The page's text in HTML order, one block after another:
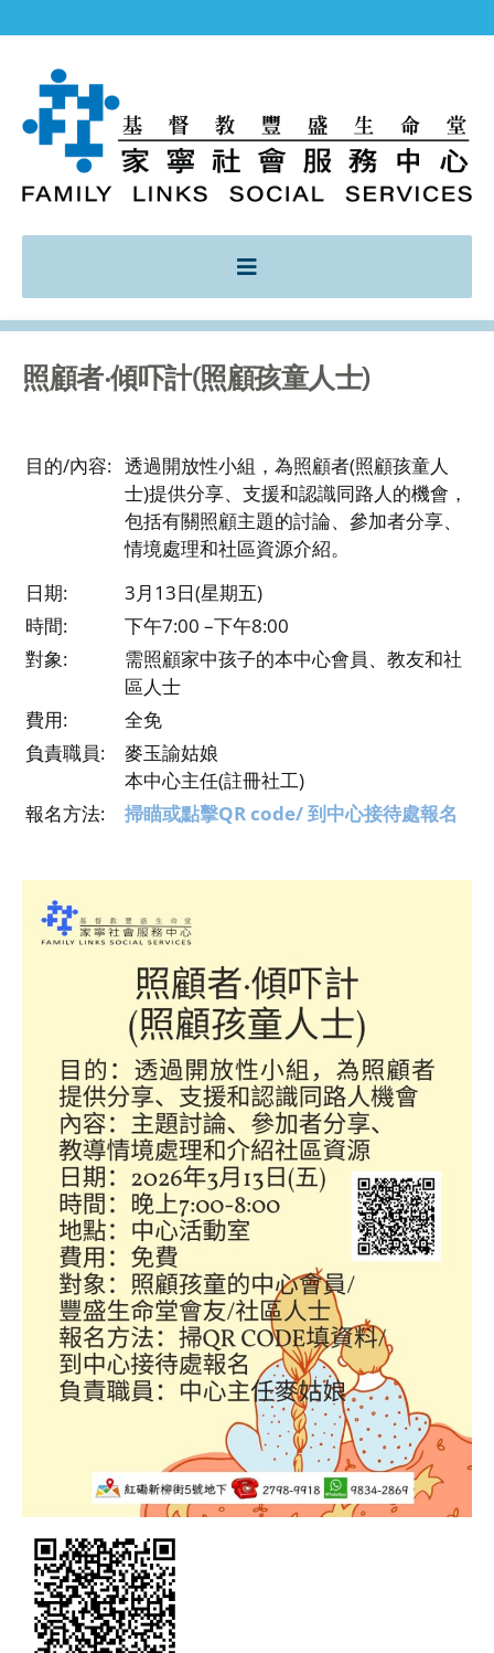
照顧者‧傾吓計(照顧孩童人士)
目的/內容: 透過開放性小組，為照顧者(照顧孩童人
士)提供分享、支援和認識同路人的機會，
包括有關照顧主題的討論、參加者分享、
情境處理和社區資源介紹。
日期:
3月13日(星期五)
時間:
下午7:00 –下午8:00
對象:
需照顧家中孩子的本中心會員、教友和社
區人士
費用:
全免
負責職員:
麥玉諭姑娘
本中心主任(註冊社工)
報名方法:
掃瞄或點擊QR code/ 到中心接待處報名